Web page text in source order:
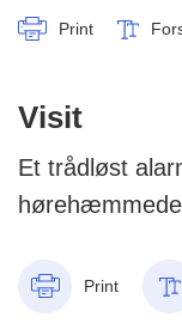
Print
Visit
Et trådløst
hørehæmmede
Print